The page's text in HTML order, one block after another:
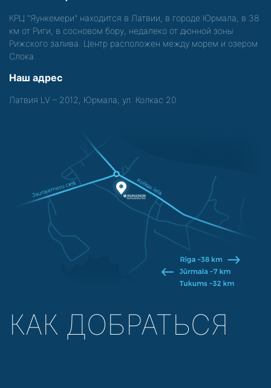
КРЦ "Яункемери" находится в Латвии, в городе Юрмала, в 38
км от Риги, в сосновом бору, недалеко от дюнной зоны
Рижского залива. Центр расположен между морем и озером
Слока.
Наш адрес
Латвия LV – 2012, Юрмала, ул. Колкас 20
КАК ДОБРАТЬСЯ